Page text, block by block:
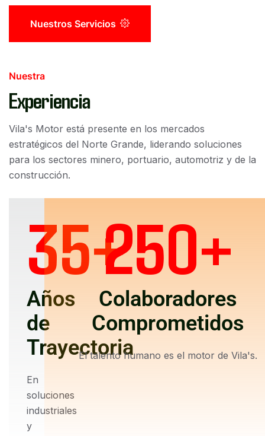
Nuestros Servicios
Nuestra
Experiencia
Vila's Motor está presente en los mercados
estratégicos del Norte Grande, liderando soluciones
para los sectores minero, portuario, automotriz y de la
construcción.
35+
Años
de
Trayectoria
En
soluciones
industriales
y
250+
Colaboradores
Comprometidos
El talento humano es el motor de Vila's.